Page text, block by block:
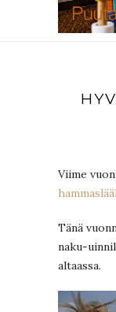
Viime
Tänä
naku-
altaassa.